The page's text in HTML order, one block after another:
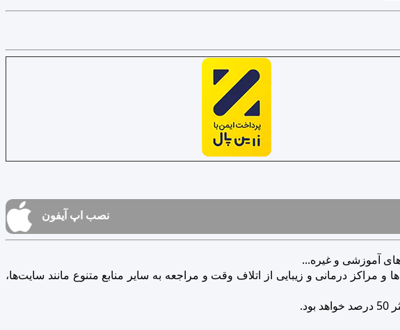
نصب اپ آیفون
آموزشی و غیره...
مراکز درمانی و زیبایی از اتلاف وقت و مراجعه به سایر منابع متنوع مانند سایت‌ها،